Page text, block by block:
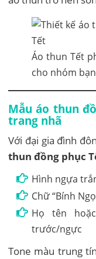
Áo thun Tết
cho nhóm bạn
Mẫu áo thun
trang nhã
Với đại gia đình
thun đồng phục
Hình ngựa
Chữ “Bính
Họ tên
trước/ngực
Tone màu trung